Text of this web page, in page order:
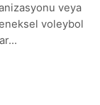
veya
voleybol